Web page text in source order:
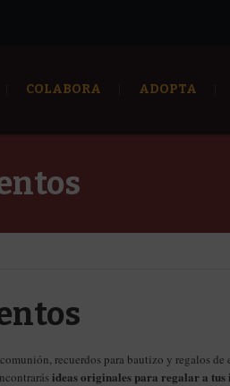
COLABORA ADOPTA
recuerdos para bautizo y regalos de
ideas originales para regalar a tus